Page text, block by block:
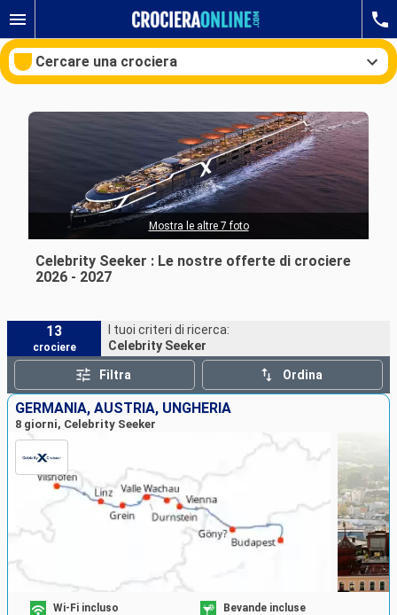
Cercare una crociera
Le nostre destinazioni
Mesi di partenza
Porti Compagnie
Celebrity Seeker : Le nostre offerte di crociere
2026 - 2027
Mostra le altre 7 foto
13
crociere
I tuoi criteri di ricerca:
Celebrity Seeker
Filtra Ordina
GERMANIA, AUSTRIA, UNGHERIA
8 giorni, Celebrity Seeker
Wi-Fi incluso
Bevande incluse